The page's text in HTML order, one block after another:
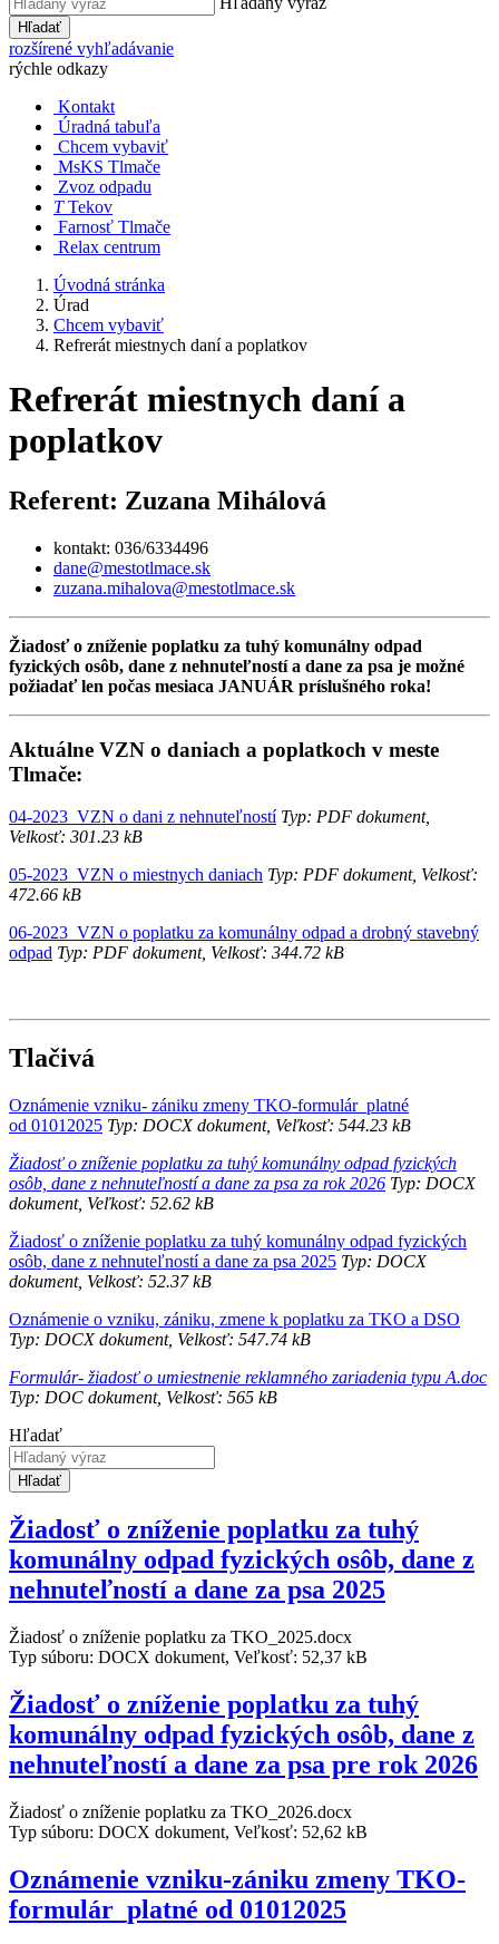
Hľadať
rozšírené vyhľadávanie
rýchle odkazy
Kontakt
Úradná tabuľa
Chcem vybaviť
MsKS Tlmače
Zvoz odpadu
T Tekov
Farnosť Tlmače
Relax centrum
Úvodná stránka
Úrad
Chcem vybaviť
Refrerát miestnych daní a poplatkov
Refrerát miestnych daní a
poplatkov
Referent: Zuzana Mihálová
kontakt: 036/6334496
dane@mestotlmace.sk
zuzana.mihalova@mestotlmace.sk
Žiadosť o zníženie poplatku za tuhý komunálny odpad
fyzických osôb, dane z nehnuteľností a dane za psa je možné
požiadať len počas mesiaca JANUÁR príslušného roka!
Aktuálne VZN o daniach a poplatkoch v meste
Tlmače:
04-2023_VZN o dani z nehnuteľnostíTyp: PDF dokument,
Velkosť: 301.23 kB
05-2023_VZN o miestnych daniach Typ: PDF dokument, Velkosť:
472.66 kB
06-2023_VZN o poplatku za komunálny odpad a drobný stavebný
odpad Typ: PDF dokument, Velkosť: 344.72 kB
Tlačivá
Oznámenie vzniku- zániku zmeny TKO-formulár_platné
od 01012025 Typ: DOCX dokument, Veľkosť: 544.23 kB
Žiadosť o zníženie poplatku za tuhý komunálny odpad fyzických
osôb, dane z nehnuteľností a dane za psa za rok 2026 Typ: DOCX
dokument, Veľkosť: 52.62 kB
Žiadosť o zníženie poplatku za tuhý komunálny odpad fyzických
osôb, dane z nehnuteľností a dane za psa 2025 Typ: DOCX
dokument, Velkosť: 52.37 kB
Oznámenie o vzniku, zániku, zmene k poplatku za TKO a DSO
Typ: DOCX dokument, Velkosť: 547.74 kB
Formulár- žiadosť o umiestnenie reklamného zariadenia typu A.doc
Typ: DOC dokument, Velkosť: 565 kB
Hľadať
Hľadať
Žiadosť o zníženie poplatku za tuhý
komunálny odpad fyzických osôb, dane z
nehnuteľností a dane za psa 2025
Žiadosť o zníženie poplatku za TKO_2025.docx
Typ súboru: DOCX dokument, Veľkosť: 52,37 kB
Žiadosť o zníženie poplatku za tuhý
komunálny odpad fyzických osôb, dane z
nehnuteľností a dane za psa pre rok 2026
Žiadosť o zníženie poplatku za TKO_2026.docx
Typ súboru: DOCX dokument, Veľkosť: 52,62 kB
Oznámenie vzniku-zániku zmeny TKO-
formulár_platné od 01012025